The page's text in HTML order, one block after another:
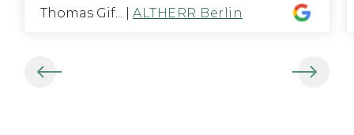
Thomas Gif... ALTHERR Berlin